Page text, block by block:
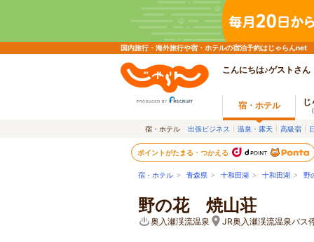
国内旅行・海外旅行や宿・ホテルの宿泊予約はじゃらんnet
こんにちは♪ゲストさん
宿・ホテル じ
宿・ホテル 出張ビジネス 温泉・露天 高級宿
ポイントがたまる・つかえる
宿・ホテル > 青森県 > 十和田湖 > 十和田湖 > 野
野の花 焼山荘
奥入瀬渓流温泉 JR奥入瀬渓流温泉バス